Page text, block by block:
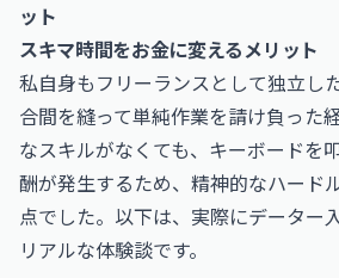
ット
スキマ時間をお金に変えるメリット
私自身もフリーランスとして独立し
合間を縫って単純作業を請け負った
なスキルがなくても、キーボードを
酬が発生するため、精神的なハード
点でした。以下は、実際にデーター
リアルな体験談です。